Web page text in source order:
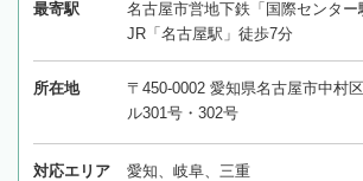
最寄駅
名古屋市営地下鉄「国際センタ
JR「名古屋駅」徒歩7分
所在地
〒450-0002 愛知県名古屋市中村
ル301号・302号
対応エリア 愛知、岐阜、三重